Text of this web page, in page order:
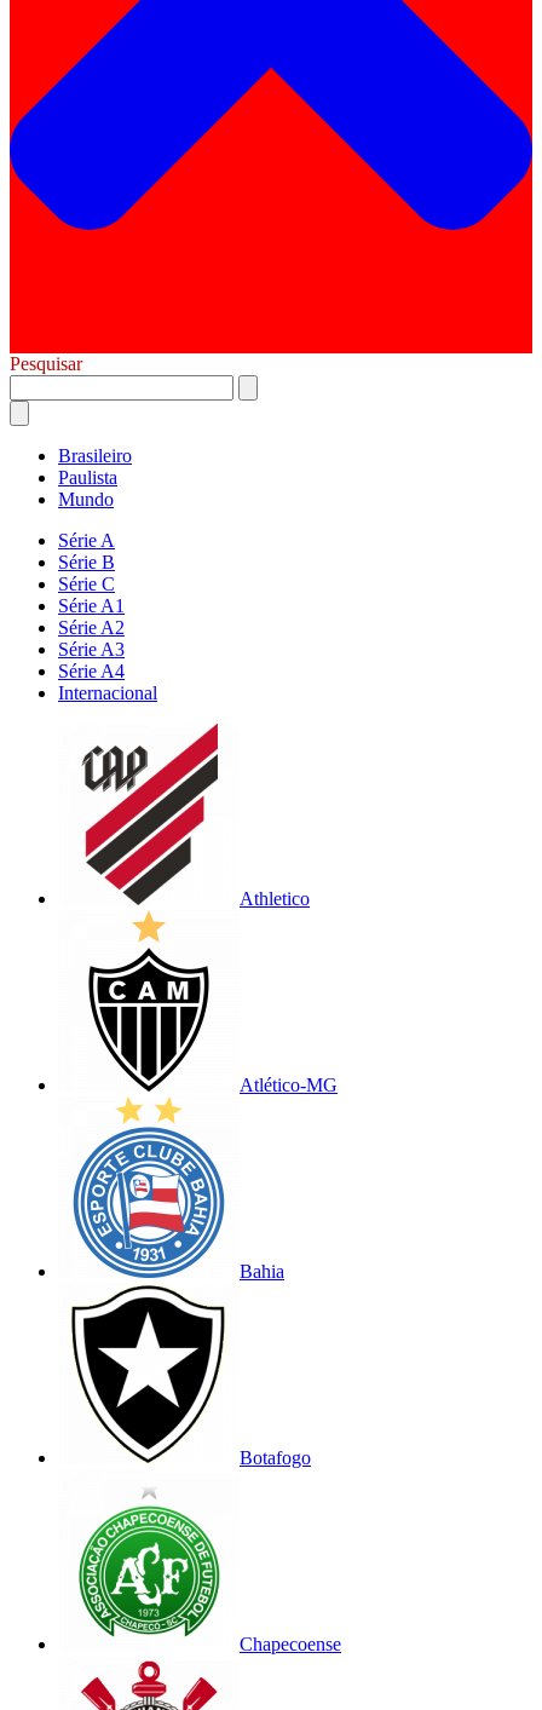
Pesquisar
Brasileiro
Paulista
Mundo
Série A
Série B
Série C
Série A1
Série A2
Série A3
Série A4
Internacional
Athletico
Atlético-MG
Bahia
Botafogo
Chapecoense